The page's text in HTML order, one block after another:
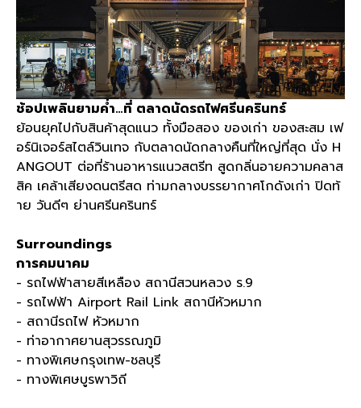
ช้อปเพลินยามค่ำ…ที่ ตลาดนัดรถไฟศรีนครินทร์
ย้อนยุคไปกับสินค้าสุดแนว ทั้งมือสอง ของเก่า ของสะสม เฟ
อร์นิเจอร์สไตล์วินเทจ กับตลาดนัดกลางคืนที่ใหญ่ที่สุด นั่ง H
ANGOUT ต่อที่ร้านอาหารแนวสตรีท สูดกลิ่นอายความคลาส
สิค เคล้าเสียงดนตรีสด ท่ามกลางบรรยากาศโกดังเก่า ปิดท้
าย วันดีๆ ย่านศรีนครินทร์
Surroundings
การคมนาคม
- รถไฟฟ้าสายสีเหลือง สถานีสวนหลวง ร.9
- รถไฟฟ้า Airport Rail Link สถานีหัวหมาก
- สถานีรถไฟ หัวหมาก
- ท่าอากาศยานสุวรรณภูมิ
- ทางพิเศษกรุงเทพ-ชลบุรี
- ทางพิเศษบูรพาวิถี